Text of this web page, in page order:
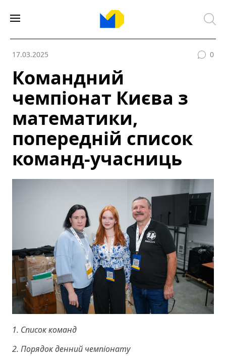
17.03.2025 0
Командний
чемпіонат Києва з
математики,
попередній список
команд-учасниць
1. Список команд
2. Порядок денний чемпіонату